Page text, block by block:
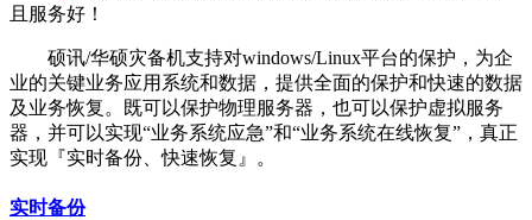
且服务好！
硕讯/华硕灾备机支持对windows/Linux平台的保护，为企
业的关键业务应用系统和数据，提供全面的保护和快速的数据
及业务恢复。既可以保护物理服务器，也可以保护虚拟服务
器，并可以实现“业务系统应急”和“业务系统在线恢复”，真正
实现『实时备份、快速恢复』。
实时备份